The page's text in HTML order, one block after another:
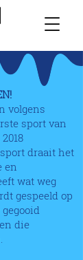
volgens
sport van
draait het
en
wat weg
gespeeld op
die